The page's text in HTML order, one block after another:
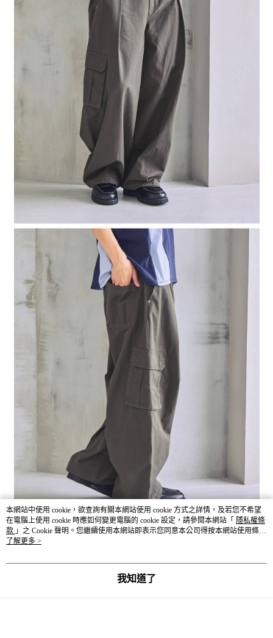
本網站中使用 cookie，欲查詢有關本網站使用 cookie 方式之詳情，及若您不希望
在電腦上使用 cookie 時應如何變更電腦的 cookie 設定，請參閱本網站「 隱私權條
款 」之 Cookie 聲明。您繼續使用本網站即表示您同意本公司得按本網站使用條款
之 Cookie 聲明使用 cookie。
了解更多 >
我知道了